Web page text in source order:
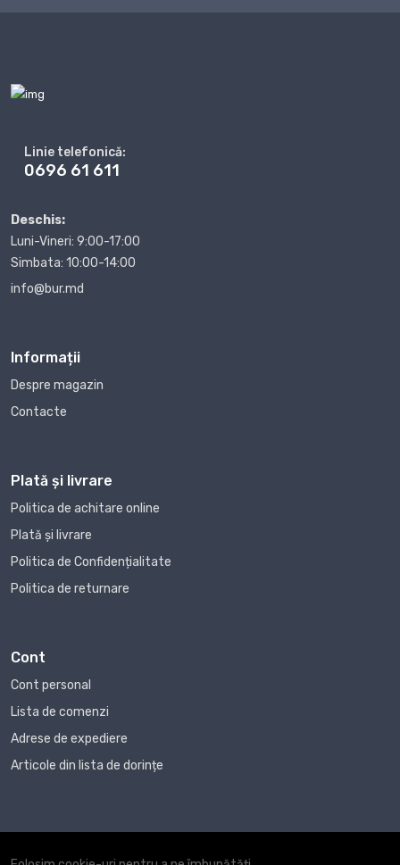
Linie telefonică:
0696 61 611
Deschis:
Luni-Vineri: 9:00-17:00
Simbata: 10:00-14:00
info@bur.md
Informații
Despre magazin
Contacte
Plată și livrare
Politica de achitare online
Plată și livrare
Politica de Confidențialitate
Politica de returnare
Cont
Cont personal
Lista de comenzi
Adrese de expediere
Articole din lista de dorințe